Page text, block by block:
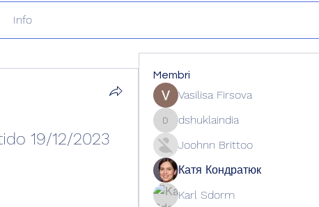
Info
19/12/2023
Membri
Vasilisa Firsova
dshuklaindia
dshuklaindia
Joohnn Brittoo
Катя Кондратюк
Karl Sdorm